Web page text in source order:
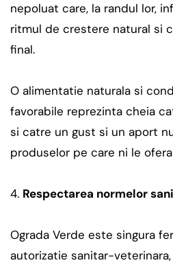
nepoluat care, la randul lor,
ritmul de crestere natural si
final.
O alimentatie naturala si
favorabile reprezinta cheia
si catre un gust si un aport
produselor pe care ni le
Respectarea normelor
Ograda Verde este singura
autorizatie sanitar-